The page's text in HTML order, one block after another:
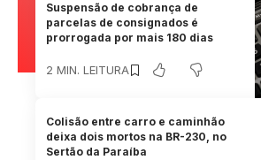
Suspensão de cobrança de
parcelas de consignados é
prorrogada por mais 180 dias
2 MIN. LEITURA
Colisão entre carro e caminhão
deixa dois mortos na BR-230, no
Sertão da Paraíba